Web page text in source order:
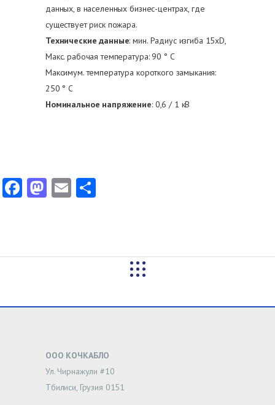
данных, в населенных бизнес-центрах, где
существует риск пожара.
Технические данные: мин. Радиус изгиба 15xD,
Макс. рабочая температура: 90 ° C
Максимум. температура короткого замыкания:
250 ° C
Номинальное напряжение: 0,6 / 1 кВ
Facebook
Mastodon
Email
ООО КОЧКАБЛО
Ул. Чирнажули #10
Тбилиси, Грузия 0151